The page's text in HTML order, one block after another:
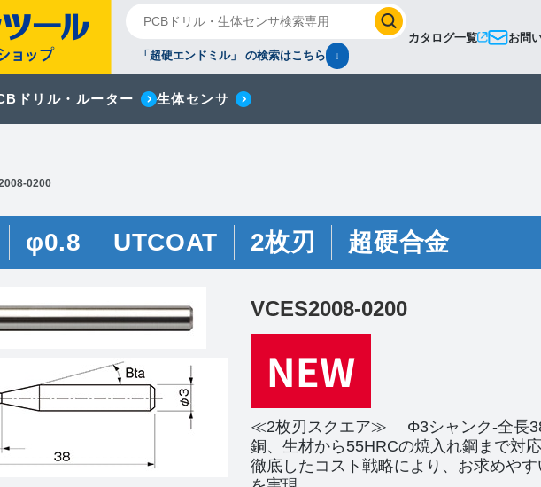
カタログ一覧 お問
「超硬エンドミル」 の検索はこちら ↓
ドリル・ルーター 生体センサ
0200
φ0.8 UTCOAT 2枚刃 超硬合金
VCES2008-0200
≪2枚刃スクエア≫ Φ3シャンク-全長
銅、生材から55HRCの焼入れ鋼まで対応
徹底したコスト戦略により、お求めやす